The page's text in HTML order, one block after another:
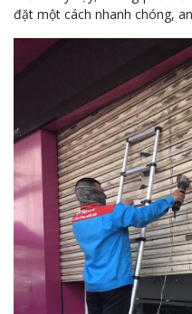
đặt một cách nhanh chóng,